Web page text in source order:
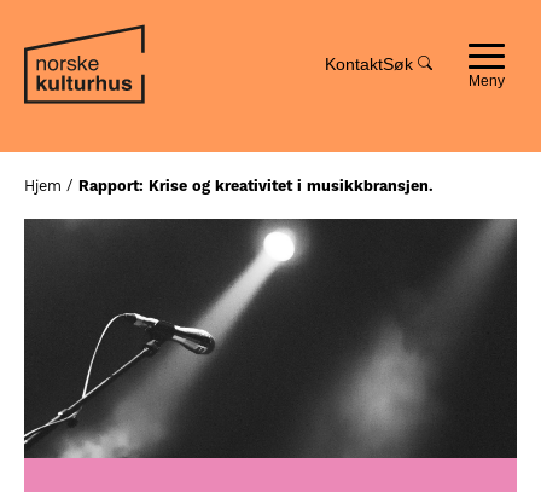
innhold
navigasjon
KontaktSøk
Toggle
Hjem / Rapport: Krise og kreativitet i musikkbransjen.